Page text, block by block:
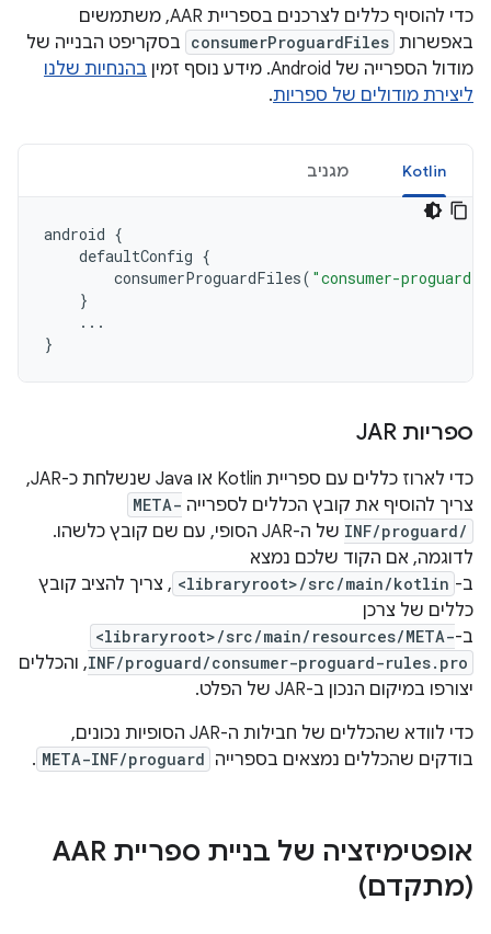
כדי להוסיף כללים לצרכנים בספריית AAR, משתמשים
באפשרות consumerProguardFiles בסקריפט הבנייה של
מודול הספרייה של Android. מידע נוסף זמין
בהנחיות שלנו
ליצירת מודולים של ספריות.
Kotlin מגניב
android {
defaultConfig {
consumerProguardFiles( "consumer-
}
...
}
ספריות JAR
כדי לארוז כללים עם ספריית Kotlin או Java שנשלחת כ-JAR,
צריך להוסיף את קובץ הכללים לספרייה META-
INF/proguard/
של ה-JAR הסופי, עם שם קובץ כלשהו.
לדוגמה, אם הקוד שלכם נמצא
ב- <libraryroot>/src/main/kotlin , צריך להציב קובץ
כללים של צרכן
ב-<libraryroot>/src/main/resources/META-
INF/proguard/consumer-proguard-rules.pro, והכללים
יצורפו במיקום הנכון ב-JAR של הפלט.
כדי לוודא שהכללים של חבילות ה-JAR הסופיות נכונים,
בודקים שהכללים נמצאים בספרייה META-INF/proguard
.
אופטימיזציה של בניית ספריית AAR
(מתקדם)